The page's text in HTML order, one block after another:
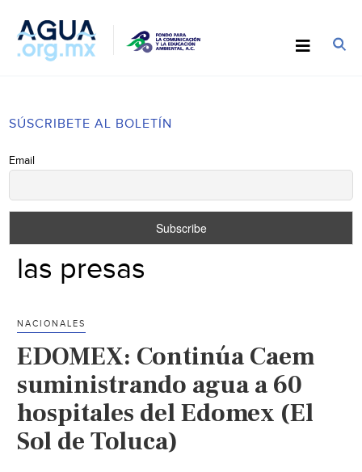
SÚSCRIBETE AL BOLETÍN
Email
las presas
NACIONALES
EDOMEX: Continúa Caem
suministrando agua a 60
hospitales del Edomex (El
Sol de Toluca)